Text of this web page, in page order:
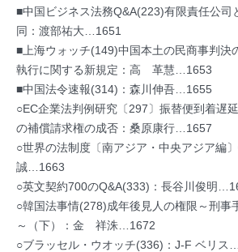
■中国ビジネス法務Q&A(223)有限責任公司
同：渡部祐大…1651
■上海ウォッチ(149)中国本土の民商事判決
執行に関する新規定：高 革慧…1653
■中国法令速報(314)：森川伸吾…1655
○EC企業法判例研究〔297〕振替便到着遅
の補償請求権の成否：桑原康行…1657
○世界の法制度〔南アジア・中央アジア編
誠…1663
○英文契約700のQ&A(333)：長谷川俊明
○韓国法事情(278)成年後見人の権限～刑事
～（下）：金 祥洙…1672
○ブラッセル・ウオッチ(336)：J-F ベリス…